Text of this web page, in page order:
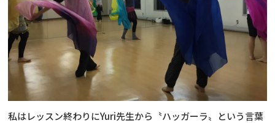
私はレッスン終わりにYuri先生から〝ハッガーラ〟という言葉